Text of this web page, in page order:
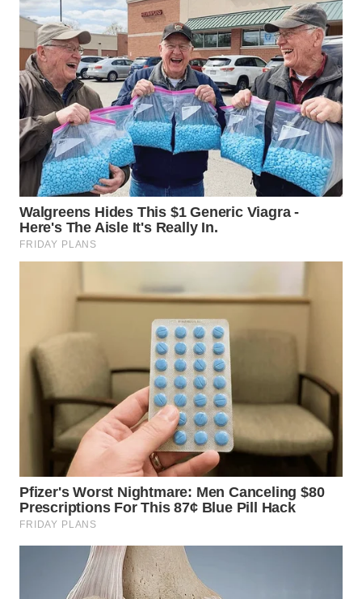
WN
TAPANULI
TENGAH
WN DELI
SERDANG
WN
TEBING
TINGGI
WN
PAKPAK
WN
BEKASI
BOGOR
DEPOK
WN
TAPANULI